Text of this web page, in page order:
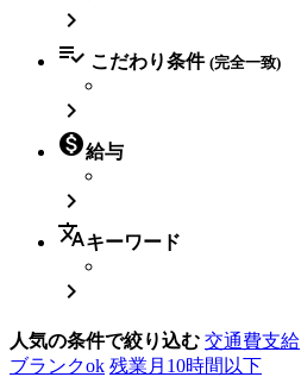

 こだわり条件 (完全一致)

給与

translateキーワード

人気の条件で絞り込む 交通費支給
ブランクok 残業月10時間以下